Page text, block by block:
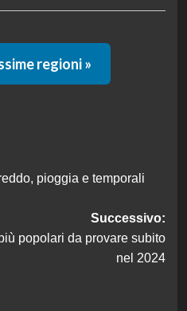
regioni »
pioggia e temporali
Successivo:
popolari da provare subito
nel 2024